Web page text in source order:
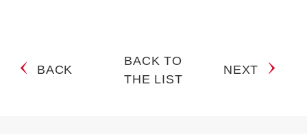
BACK
BACK TO
THE LIST
NEXT